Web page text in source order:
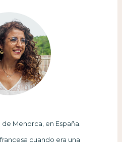
Menorca, en España.
cuando era una